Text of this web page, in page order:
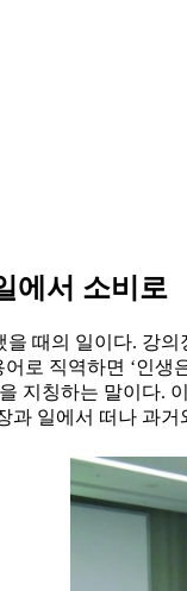
에서 소비로
때의 일이다. 강
어로 직역하면 ‘인
지칭하는 말이다.
일에서 떠나 과